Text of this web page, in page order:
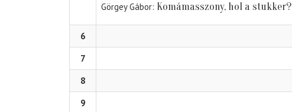
Görgey Gábor Komámasszony, hol a stukker?
6
7
8
9